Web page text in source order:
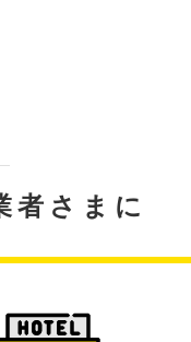
者さまに